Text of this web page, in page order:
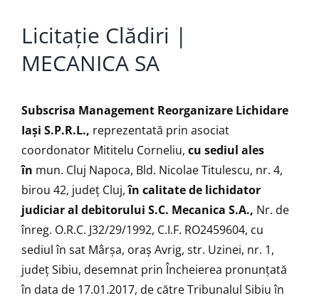
Licitație Clădiri |
MECANICA SA
Subscrisa Management Reorganizare Lichidare
Iaşi S.P.R.L., reprezentată prin asociat
coordonator Mititelu Corneliu, cu sediul ales
în mun. Cluj Napoca, Bld. Nicolae Titulescu, nr. 4,
birou 42, județ Cluj,în calitate de lichidator
judiciar al debitorului S.C. Mecanica S.A., Nr. de
înreg. O.R.C. J32/29/1992, C.I.F. RO2459604, cu
sediul în sat Mârșa, oraș Avrig, str. Uzinei, nr. 1,
județ Sibiu, desemnat prin Încheierea pronunțată
în data de 17.01.2017, de către Tribunalul Sibiu în